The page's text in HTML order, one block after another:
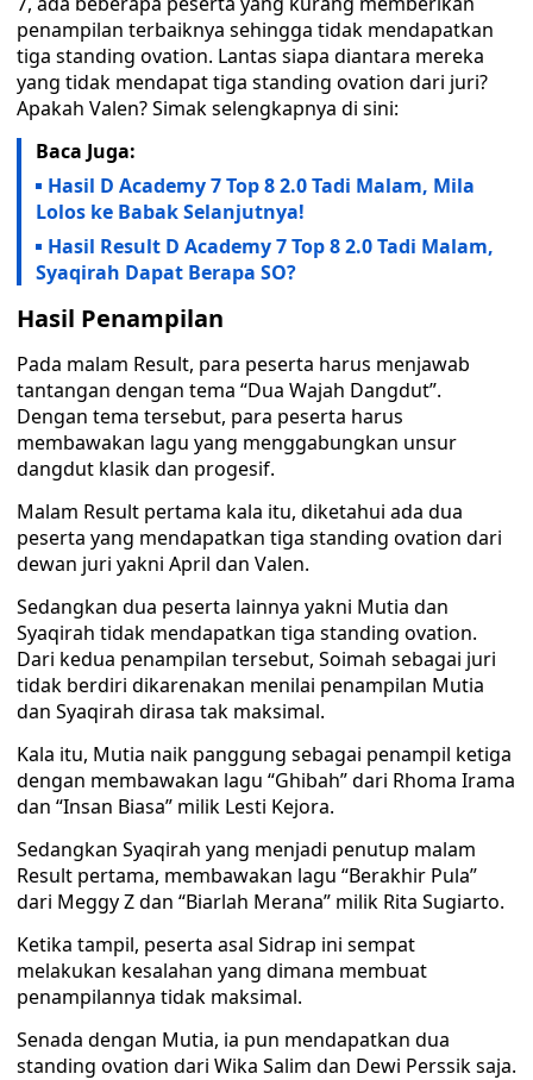
penampilan terbaiknya sehingga tidak mendapatkan
tiga standing ovation. Lantas siapa diantara mereka
yang tidak mendapat tiga standing ovation dari juri?
Apakah Valen? Simak selengkapnya di sini:
Baca Juga:
Hasil D Academy 7 Top 8 2.0 Tadi Malam, Mila
Lolos ke Babak Selanjutnya!
Hasil Result D Academy 7 Top 8 2.0 Tadi Malam,
Syaqirah Dapat Berapa SO?
Hasil Penampilan
Pada malam Result, para peserta harus menjawab
tantangan dengan tema “Dua Wajah Dangdut”.
Dengan tema tersebut, para peserta harus
membawakan lagu yang menggabungkan unsur
dangdut klasik dan progesif.
Malam Result pertama kala itu, diketahui ada dua
peserta yang mendapatkan tiga standing ovation dari
dewan juri yakni April dan Valen.
Sedangkan dua peserta lainnya yakni Mutia dan
Syaqirah tidak mendapatkan tiga standing ovation.
Dari kedua penampilan tersebut, Soimah sebagai juri
tidak berdiri dikarenakan menilai penampilan Mutia
dan Syaqirah dirasa tak maksimal.
Kala itu, Mutia naik panggung sebagai penampil ketiga
dengan membawakan lagu “Ghibah” dari Rhoma Irama
dan “Insan Biasa” milik Lesti Kejora.
Sedangkan Syaqirah yang menjadi penutup malam
Result pertama, membawakan lagu “Berakhir Pula”
dari Meggy Z dan “Biarlah Merana” milik Rita Sugiarto.
Ketika tampil, peserta asal Sidrap ini sempat
melakukan kesalahan yang dimana membuat
penampilannya tidak maksimal.
Senada dengan Mutia, ia pun mendapatkan dua
standing ovation dari Wika Salim dan Dewi Perssik saja.